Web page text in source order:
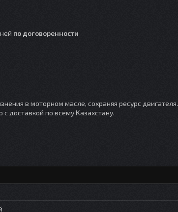
по договоренности
в моторном масле, сохраняя ресурс двигателя.
доставкой по всему Казахстану.